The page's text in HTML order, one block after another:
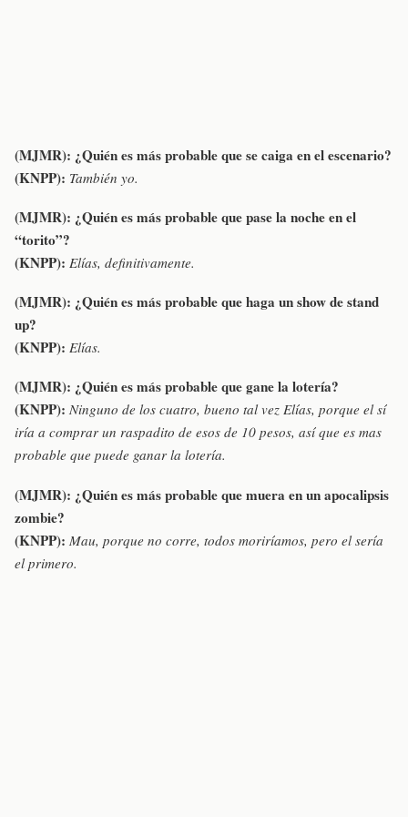
(MJMR): ¿Quién es más probable que se caiga en el escenario?
(KNPP): También yo.
(MJMR): ¿Quién es más probable que pase la noche en el
“torito”?
(KNPP): Elías, definitivamente.
(MJMR): ¿Quién es más probable que haga un show de stand
up?
(KNPP): Elías.
(MJMR): ¿Quién es más probable que gane la lotería?
(KNPP): Ninguno de los cuatro, bueno tal vez Elías, porque el sí
iría a comprar un raspadito de esos de 10 pesos, así que es mas
probable que puede ganar la lotería.
(MJMR): ¿Quién es más probable que muera en un apocalipsis
zombie?
(KNPP): Mau, porque no corre, todos moriríamos, pero el sería
el primero.